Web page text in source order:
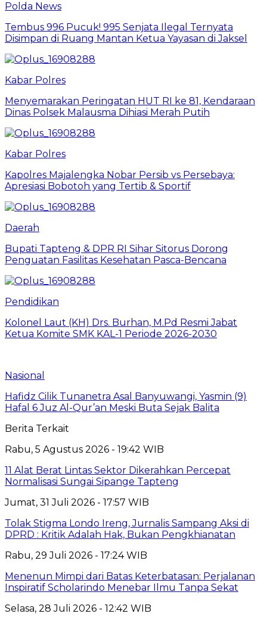
Polda News
Tembus 996 Pucuk! 995 Senjata Ilegal Ternyata
Disimpan di Ruang Mantan Ketua Yayasan di Jaksel
Kabar Polres
Menyemarakan Peringatan HUT RI ke 81, Kendaraan
Dinas Polsek Malausma Dihiasi Merah Putih
Kabar Polres
Kapolres Majalengka Nobar Persib vs Persebaya:
Apresiasi Bobotoh yang Tertib & Sportif
Daerah
Bupati Tapteng & DPR RI Sihar Sitorus Dorong
Penguatan Fasilitas Kesehatan Pasca-Bencana
Pendidikan
Kolonel Laut (KH) Drs. Burhan, M.Pd Resmi Jabat
Ketua Komite SMK KAL-1 Periode 2026-2030
Nasional
Hafidz Cilik Tunanetra Asal Banyuwangi, Yasmin (9)
Hafal 6 Juz Al-Qur’an Meski Buta Sejak Balita
Berita Terkait
Rabu, 5 Agustus 2026 - 19:42 WIB
11 Alat Berat Lintas Sektor Dikerahkan Percepat
Normalisasi Sungai Sipange Tapteng
Jumat, 31 Juli 2026 - 17:57 WIB
Tolak Stigma Londo Ireng, Jurnalis Sampang Aksi di
DPRD : Kritik Adalah Hak, Bukan Pengkhianatan
Rabu, 29 Juli 2026 - 17:24 WIB
Menenun Mimpi dari Batas Keterbatasan: Perjalanan
Inspiratif Scholarindo Menebar Ilmu Tanpa Sekat
Selasa, 28 Juli 2026 - 12:42 WIB